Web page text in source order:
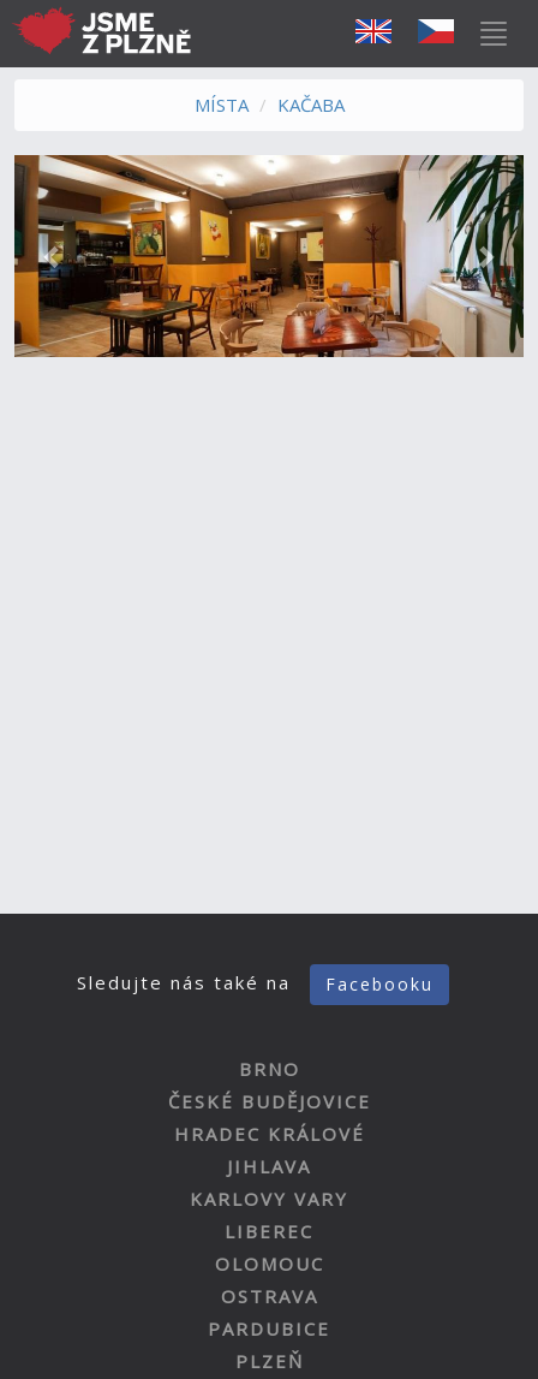
MÍSTA KAČABA
Předchozí Další
Sledujte nás také na Facebooku
BRNO
ČESKÉ BUDĚJOVICE
HRADEC KRÁLOVÉ
JIHLAVA
KARLOVY VARY
LIBEREC
OLOMOUC
OSTRAVA
PARDUBICE
PLZEŇ